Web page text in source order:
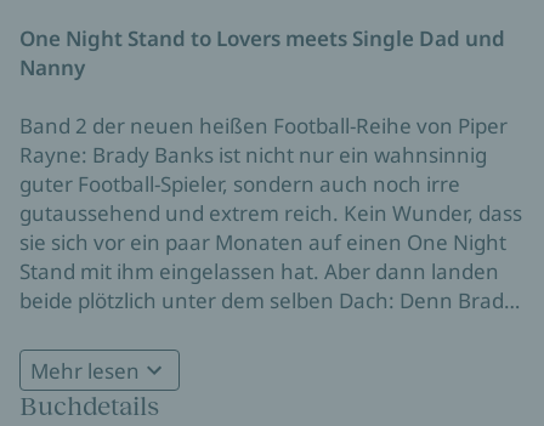
One Night Stand to Lovers meets Single Dad und
Nanny
Band 2 der neuen heißen Football-Reihe von Piper
Rayne: Brady Banks ist nicht nur ein wahnsinnig
guter Football-Spieler, sondern auch noch irre
gutaussehend und extrem reich. Kein Wunder, dass
sie sich vor ein paar Monaten auf einen One Night
Stand mit ihm eingelassen hat. Aber dann landen
beide plötzlich unter dem selben Dach: Denn Brady
gerade als Nanny eingestellt wurde...
Alle Bände der spicy Sports-Romance zu den
Kingsmen Football Stars :
Band 0.5:False Start
Mehr lesen
Buchdetails